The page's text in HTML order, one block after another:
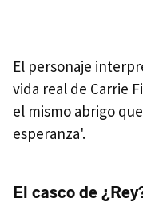
El personaje
vida real de Carrie
el mismo abrigo
esperanza'.
El casco de